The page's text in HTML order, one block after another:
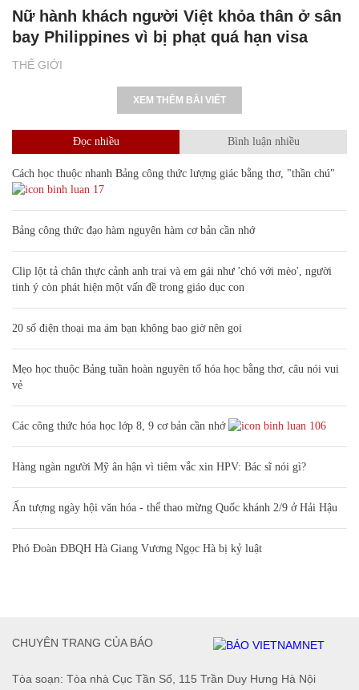
THẾ GIỚI
Nữ hành khách người Việt khỏa thân ở sân
bay Philippines vì bị phạt quá hạn visa
XEM THÊM BÀI VIẾT
Đọc nhiều Bình luận nhiều
Cách học thuộc nhanh Bảng công thức lượng giác bằng thơ, "thần chú"
17
Bảng công thức đạo hàm nguyên hàm cơ bản cần nhớ
Clip lột tả chân thực cảnh anh trai và em gái như 'chó với mèo', người
tinh ý còn phát hiện một vấn đề trong giáo dục con
20 số điện thoại ma ám bạn không bao giờ nên gọi
Mẹo học thuộc Bảng tuần hoàn nguyên tố hóa học bằng thơ, câu nói vui
vẻ
Các công thức hóa học lớp 8, 9 cơ bản cần nhớ 106
Hàng ngàn người Mỹ ân hận vì tiêm vắc xin HPV: Bác sĩ nói gì?
Ấn tượng ngày hội văn hóa - thể thao mừng Quốc khánh 2/9 ở Hải Hậu
Phó Đoàn ĐBQH Hà Giang Vương Ngọc Hà bị kỷ luật
Tòa soạn: Tòa nhà Cục Tần Số, 115 Trần Duy Hưng Hà Nội
CHUYÊN TRANG CỦA BÁO